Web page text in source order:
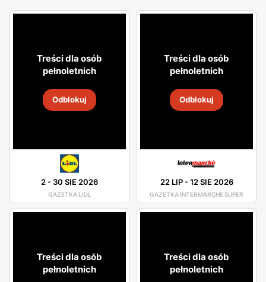
Treści dla osób
pełnoletnich
Odblokuj
2- 30 SIE 2026
GAZETKA LIDL
Treści dla osób
pełnoletnich
Odblokuj
22 LIP-12 SIE 2026
GAZETKA INTERMARCHE SUPER
Treści dla osób
pełnoletnich
Treści dla osób
pełnoletnich